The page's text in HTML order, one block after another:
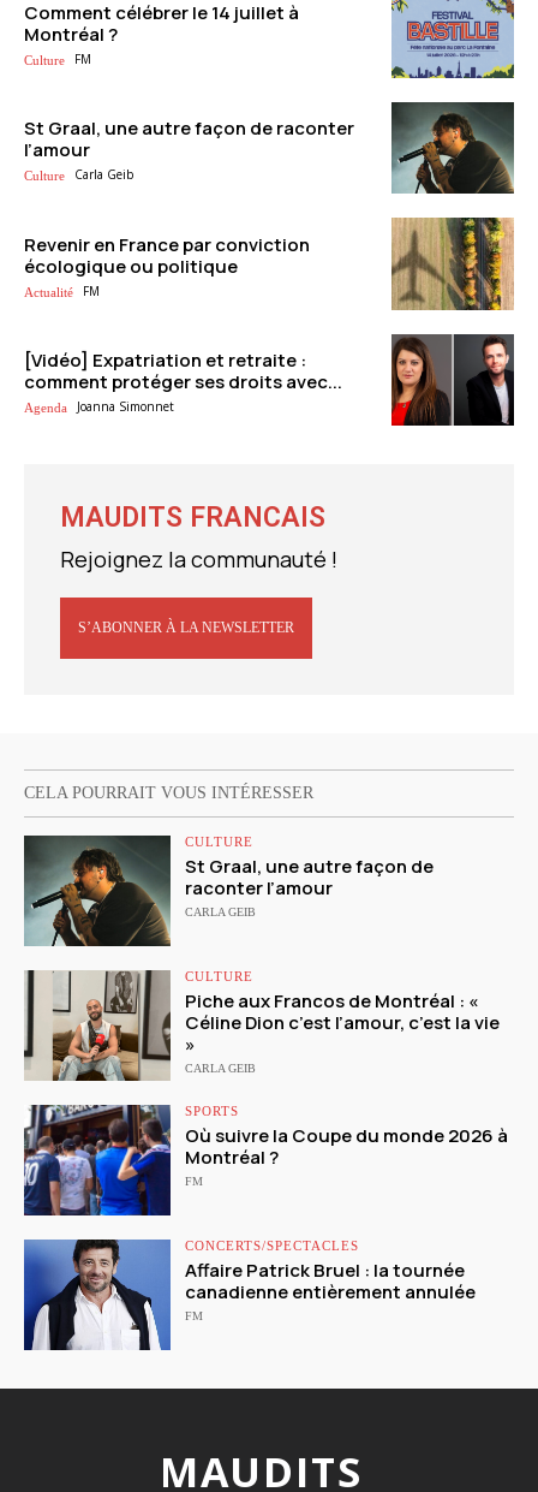
Comment célébrer le 14 juillet à
Montréal ?
Culture FM
St Graal, une autre façon de raconter
l’amour
Culture Carla Geib
Revenir en France par conviction
écologique ou politique
Actualité FM
[Vidéo] Expatriation et retraite :
comment protéger ses droits avec...
Agenda Joanna Simonnet
MAUDITS FRANCAIS
Rejoignez la communauté !
S’ABONNER À LA NEWSLETTER
CELA POURRAIT VOUS INTÉRESSER
CULTURE
St Graal, une autre façon de
raconter l’amour
CARLA GEIB
CULTURE
Piche aux Francos de Montréal : «
Céline Dion c’est l’amour, c’est la vie
»
CARLA GEIB
SPORTS
Où suivre la Coupe du monde 2026 à
Montréal ?
FM
CONCERTS/SPECTACLES
Affaire Patrick Bruel : la tournée
canadienne entièrement annulée
FM
MAUDITS